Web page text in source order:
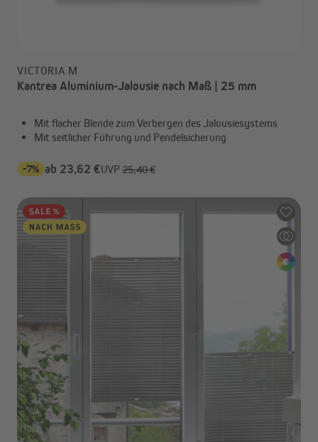
VICTORIA M
Kantrea Aluminium-Jalousie nach Maß | 25 mm
Mit flacher Blende zum Verbergen des Jalousiesystems
Mit seitlicher Führung und Pendelsicherung
-7% ab 23,62 €UVP 25,40 €